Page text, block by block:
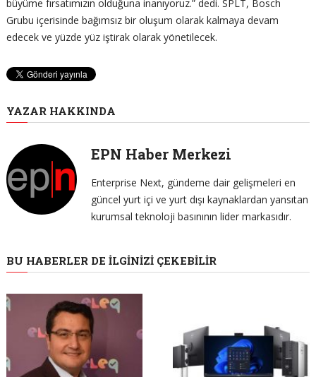
büyüme fırsatımızın olduğuna inanıyoruz.” dedi. SPLT, Bosch
Grubu içerisinde bağımsız bir oluşum olarak kalmaya devam
edecek ve yüzde yüz iştirak olarak yönetilecek.
YAZAR HAKKINDA
EPN Haber Merkezi
Enterprise Next, gündeme dair gelişmeleri en
güncel yurt içi ve yurt dışı kaynaklardan yansıtan
kurumsal teknoloji basınının lider markasıdır.
BU HABERLER DE İLGINIZI ÇEKEBILIR